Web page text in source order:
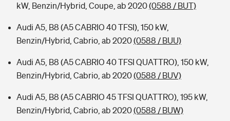
kW, Benzin/Hybrid, Coupe, ab 2020(0588 / BUT)
Audi A5, B8 (A5 CABRIO 40 TFSI), 150 kW,
Benzin/Hybrid, Cabrio, ab 2020(0588 / BUU)
Audi A5, B8 (A5 CABRIO 40 TFSI QUATTRO), 150 kW,
Benzin/Hybrid, Cabrio, ab 2020(0588 / BUV)
Audi A5, B8 (A5 CABRIO 45 TFSI QUATTRO), 195 kW,
Benzin/Hybrid, Cabrio, ab 2020(0588 / BUW)